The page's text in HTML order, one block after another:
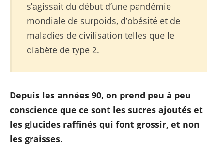
s’agissait du début d’une pandémie
mondiale de surpoids, d’obésité et de
maladies de civilisation telles que le
diabète de type 2.
Depuis les années 90, on prend peu à peu
conscience que ce sont les sucres ajoutés et
les glucides raffinés qui font grossir, et non
les graisses.